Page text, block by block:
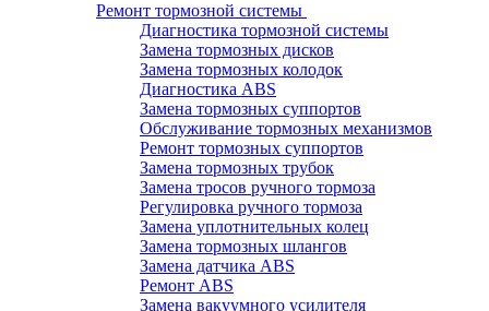
Ремонт тормозной системы
Диагностика тормозной системы
Замена тормозных дисков
Замена тормозных колодок
Диагностика ABS
Замена тормозных суппортов
Обслуживание тормозных механизмов
Ремонт тормозных суппортов
Замена тормозных трубок
Замена тросов ручного тормоза
Регулировка ручного тормоза
Замена уплотнительных колец
Замена тормозных шлангов
Замена датчика ABS
Ремонт ABS
Замена вакуумного усилителя